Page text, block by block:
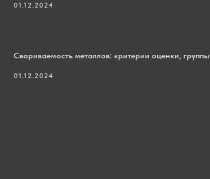
01.12.2024
Свариваемость металлов: критерии оценки, группы
01.12.2024